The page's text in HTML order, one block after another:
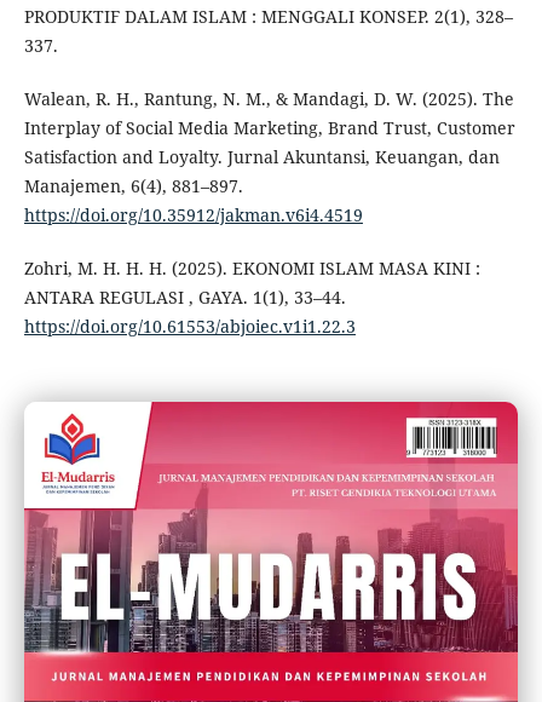
PRODUKTIF DALAM ISLAM : MENGGALI KONSEP. 2(1), 328–
337.
Walean, R. H., Rantung, N. M., & Mandagi, D. W. (2025). The
Interplay of Social Media Marketing, Brand Trust, Customer
Satisfaction and Loyalty. Jurnal Akuntansi, Keuangan, dan
Manajemen, 6(4), 881–897.
https://doi.org/10.35912/jakman.v6i4.4519
Zohri, M. H. H. H. (2025). EKONOMI ISLAM MASA KINI :
ANTARA REGULASI , GAYA. 1(1), 33–44.
https://doi.org/10.61553/abjoiec.v1i1.22.3